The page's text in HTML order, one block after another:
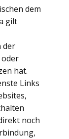
dem
gilt
der
hat.
Links
noch